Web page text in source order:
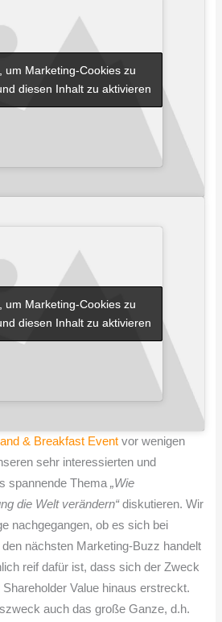
um Marketing-Cookies zu
diesen Inhalt zu aktivieren
um Marketing-Cookies zu
diesen Inhalt zu aktivieren
um Marketing-Cookies zu
diesen Inhalt zu aktivieren
um Marketing-Cookies zu
diesen Inhalt zu aktivieren
& Breakfast Event vor wenigen
sehr interessierten und
spannende Thema„Wie
die Welt verändern“​ diskutieren. Wir
nachgegangen, ob es sich bei
nächsten Marketing-Buzz handelt
reif dafür ist, dass sich der Zweck
Value hinaus erstreckt.
auch das große Ganze, d.h.